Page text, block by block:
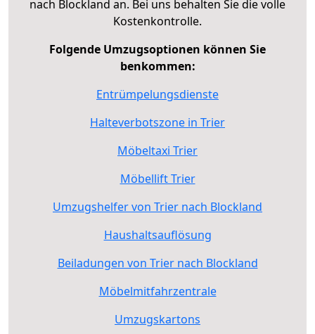
nach Blockland an. Bei uns behalten Sie die volle
Kostenkontrolle.
Folgende Umzugsoptionen können Sie
benkommen:
Entrümpelungsdienste
Halteverbotszone in Trier
Möbeltaxi Trier
Möbellift Trier
Umzugshelfer von Trier nach Blockland
Haushaltsauflösung
Beiladungen von Trier nach Blockland
Möbelmitfahrzentrale
Umzugskartons